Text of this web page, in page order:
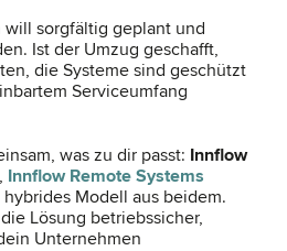
sorgfältig geplant und
Ist der Umzug geschafft,
die Systeme sind geschützt
Serviceumfang
was zu dir passt: Innflow
, Innflow Remote Systems
Modell aus beidem.
Lösung betriebssicher,
Unternehmen